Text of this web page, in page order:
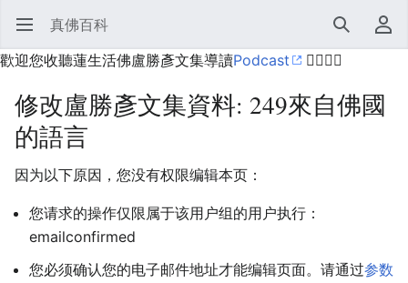
打开主菜单 真佛百科 搜索
用户菜单
歡迎您收聽蓮生活佛盧勝彥文集導讀Podcast 🙋‍♂️🙋‍♀️
修改盧勝彥文集資料: 249來自佛國
的語言
因为以下原因，您没有权限编辑本页：
您请求的操作仅限属于该用户组的用户执行：
emailconfirmed
您必须确认您的电子邮件地址才能编辑页面。请通过参数